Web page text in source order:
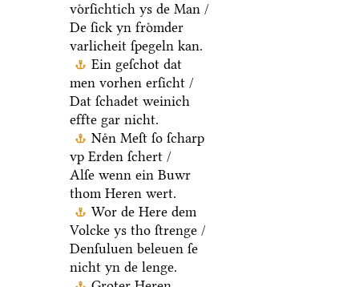
voͤrſichtich ys de Man /
De ſick yn froͤmder
varlicheit ſpegeln kan.
Ein geſchot dat
men vorhen erſicht /
Dat ſchadet weinich
effte gar nicht.
Neͤn Meſt ſo ſcharp
vp Erden ſchert /
Alſe wenn ein Buwr
thom Heren wert.
Wor de Here dem
Volcke ys tho ſtrenge /
Denſuluen beleuen ſe
nicht yn de lenge.